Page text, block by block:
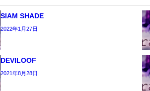
SIAM SHADE
2022年1月27日
DEVILOOF
2021年8月28日